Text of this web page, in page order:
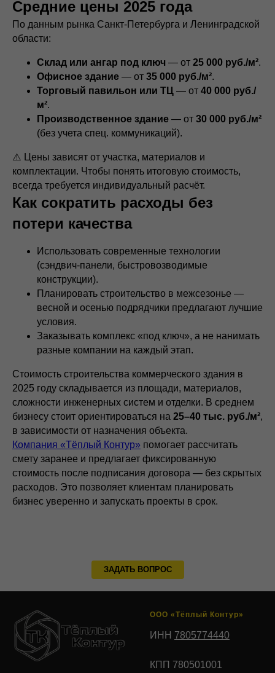
Средние цены 2025 года
По данным рынка Санкт-Петербурга и Ленинградской
области:
Склад или ангар под ключ — от 25 000 руб./м².
Офисное здание — от 35 000 руб./м².
Торговый павильон или ТЦ — от 40 000 руб./
м².
Производственное здание — от 30 000 руб./м²
(без учета спец. коммуникаций).
⚠️ Цены зависят от участка, материалов и
комплектации. Чтобы понять итоговую стоимость,
всегда требуется индивидуальный расчёт.
Как сократить расходы без
потери качества
Использовать современные технологии
(сэндвич-панели, быстровозводимые
конструкции).
Планировать строительство в межсезонье —
весной и осенью подрядчики предлагают лучшие
условия.
Заказывать комплекс «под ключ», а не нанимать
разные компании на каждый этап.
Стоимость строительства коммерческого здания в
2025 году складывается из площади, материалов,
сложности инженерных систем и отделки. В среднем
бизнесу стоит ориентироваться на 25–40 тыс. руб./м²,
в зависимости от назначения объекта.
Компания «Тёплый Контур» помогает рассчитать
смету заранее и предлагает фиксированную
стоимость после подписания договора — без скрытых
расходов. Это позволяет клиентам планировать
бизнес уверенно и запускать проекты в срок.
ЗАДАТЬ ВОПРОС
ООО «Тёплый Контур»
ИНН 7805774440
КПП 780501001